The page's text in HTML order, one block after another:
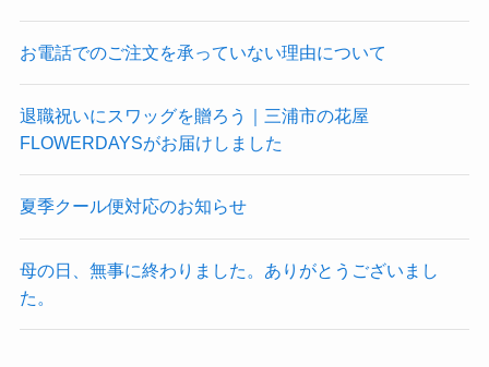
お電話でのご注文を承っていない理由について
退職祝いにスワッグを贈ろう｜三浦市の花屋
FLOWERDAYSがお届けしました
夏季クール便対応のお知らせ
母の日、無事に終わりました。ありがとうございまし
た。